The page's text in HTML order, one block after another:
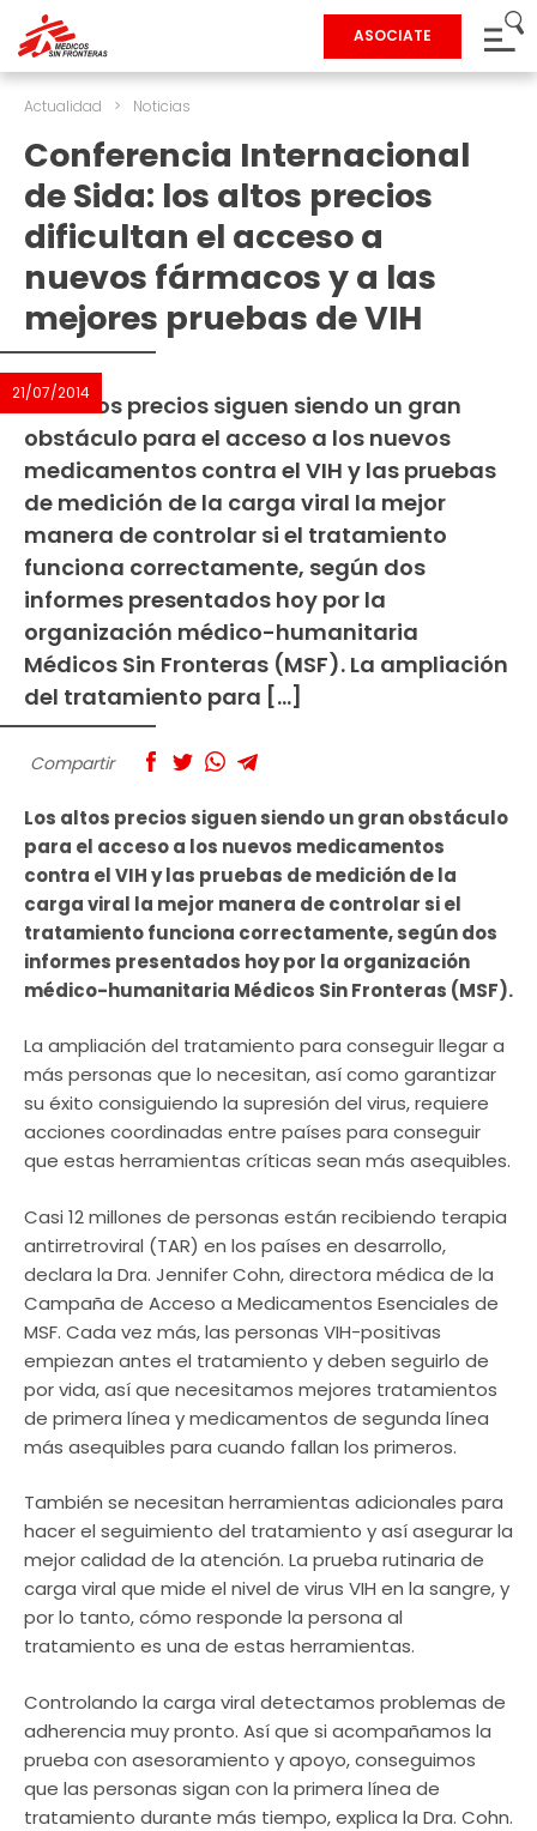
ASOCIATE
Actualidad > Noticias
Conferencia Internacional
de Sida: los altos precios
dificultan el acceso a
nuevos fármacos y a las
mejores pruebas de VIH
21/07/2014
Los altos precios siguen siendo un gran
obstáculo para el acceso a los nuevos
medicamentos contra el VIH y las pruebas
de medición de la carga viral la mejor
manera de controlar si el tratamiento
funciona correctamente, según dos
informes presentados hoy por la
organización médico-humanitaria
Médicos Sin Fronteras (MSF). La ampliación
del tratamiento para […]
Compartir
Los altos precios siguen siendo un gran obstáculo
para el acceso a los nuevos medicamentos
contra el VIH y las pruebas de medición de la
carga viral la mejor manera de controlar si el
tratamiento funciona correctamente, según dos
informes presentados hoy por la organización
médico-humanitaria Médicos Sin Fronteras (MSF).
La ampliación del tratamiento para conseguir llegar a
más personas que lo necesitan, así como garantizar
su éxito consiguiendo la supresión del virus, requiere
acciones coordinadas entre países para conseguir
que estas herramientas críticas sean más asequibles.
Casi 12 millones de personas están recibiendo terapia
antirretroviral (TAR) en los países en desarrollo,
declara la Dra. Jennifer Cohn, directora médica de la
Campaña de Acceso a Medicamentos Esenciales de
MSF. Cada vez más, las personas VIH-positivas
empiezan antes el tratamiento y deben seguirlo de
por vida, así que necesitamos mejores tratamientos
de primera línea y medicamentos de segunda línea
más asequibles para cuando fallan los primeros.
También se necesitan herramientas adicionales para
hacer el seguimiento del tratamiento y así asegurar la
mejor calidad de la atención. La prueba rutinaria de
carga viral que mide el nivel de virus VIH en la sangre, y
por lo tanto, cómo responde la persona al
tratamiento es una de estas herramientas.
Controlando la carga viral detectamos problemas de
adherencia muy pronto. Así que si acompañamos la
prueba con asesoramiento y apoyo, conseguimos
que las personas sigan con la primera línea de
tratamiento durante más tiempo, explica la Dra. Cohn.